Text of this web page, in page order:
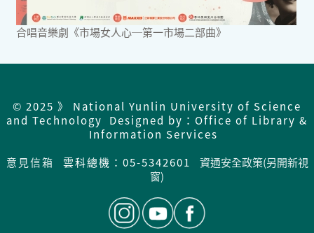
合唱音樂劇《市場女人心─第一市場二部曲》
© 2025 》 National Yunlin University of Science
and Technology Designed by：Office of Library &
Information Services
意見信箱
雲科總機：05-5342601
資通安全政策(另開新視
窗)